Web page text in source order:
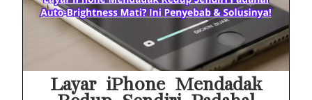
Babak Baru Kasus Febrie Adriansyah, Rencana Praperadilan Penyitaan Emas dan Uang Tunai Jadi Sorotan
Baterai Apple Watch Cepat Boros? Ini Penyebab dan Cara Mengatasinya
HP Huawei Cepat Panas? Ini Penyebab Utama dan Cara Mengatasinya
Layar iPhone Mendadak